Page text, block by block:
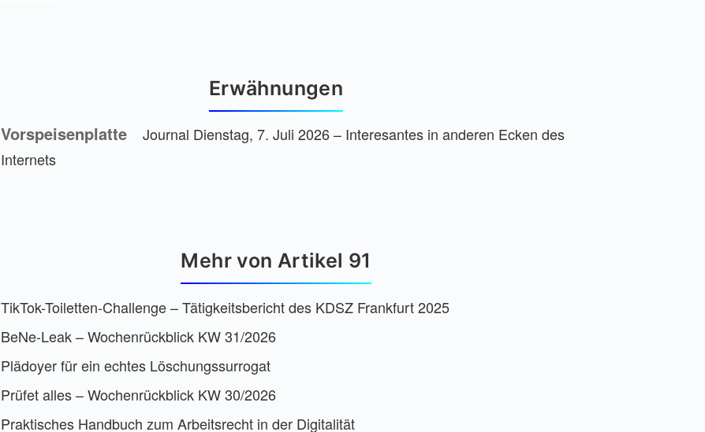
Erwähnungen
Vorspeisenplatte
Journal Dienstag, 7. Juli 2026 – Interesantes in anderen Ecken des
Internets
Mehr von Artikel 91
TikTok-Toiletten-Challenge – Tätigkeitsbericht des KDSZ Frankfurt 2025
BeNe-Leak – Wochenrückblick KW 31/2026
Plädoyer für ein echtes Löschungssurrogat
Prüfet alles – Wochenrückblick KW 30/2026
Praktisches Handbuch zum Arbeitsrecht in der Digitalität